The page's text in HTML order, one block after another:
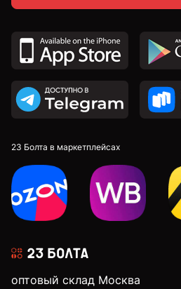
23 Болта в маркетплейсах
оптовый склад Москва